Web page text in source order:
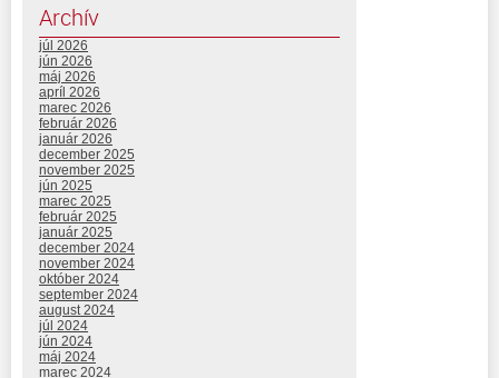
Archív
júl 2026
jún 2026
máj 2026
apríl 2026
marec 2026
február 2026
január 2026
december 2025
november 2025
jún 2025
marec 2025
február 2025
január 2025
december 2024
november 2024
október 2024
september 2024
august 2024
júl 2024
jún 2024
máj 2024
marec 2024